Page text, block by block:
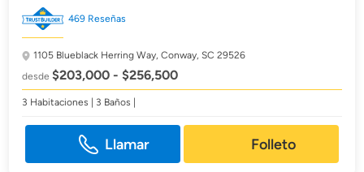
469 Reseñas
1105 Blueblack Herring Way,Conway, SC 29526
desde$203,000 - $256,500
3 Habitaciones | 3 Baños |
Llamar Folleto